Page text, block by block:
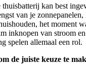
thuisbatterij kan best
van je zonnepanelen,
het moment
inknopen van stroom
spelen allemaal een rol.
de juiste keuze te